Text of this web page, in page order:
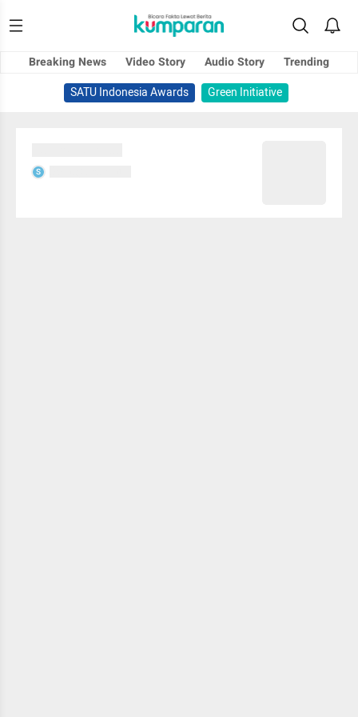
Breaking News Video Story Audio Story
Trending
SATU Indonesia Awards
Green Initiative
S